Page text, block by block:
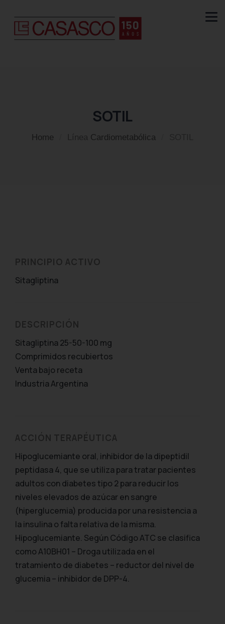
SOTIL
Home Cardiometabólica
PRINCIPIO ACTIVO
Sitagliptina
DESCRIPCIÓN
Sitagliptina 25-50-100 mg
Comprimidos recubiertos
Venta bajo receta
Industria Argentina
ACCIÓN TERAPÉUTICA
Hipoglucemiante oral, inhibidor de la dipeptidil
peptidasa 4, que se utiliza para tratar pacientes
adultos con diabetes tipo 2 para reducir los
niveles elevados de azúcar en sangre
(hiperglucemia) producida por una resistencia a
la insulina o falta relativa de la misma.
Hipoglucemiante. Según Código ATC se clasifica
como A10BH01 – Droga utilizada en el
tratamiento de diabetes – reductor del nivel de
glucemia – inhibidor de DPP-4.